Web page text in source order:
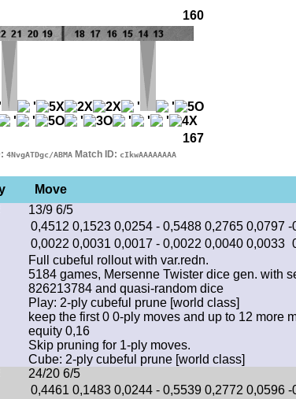
160
167
4NvgATDgc/ABMAMatch ID: cIkwAAAAAAAA
Move
13/9 6/5
0,4512 0,1523 0,0254 - 0,5488 0,2765 0,0797 -
0,0022 0,0031 0,0017 - 0,0022 0,0040 0,0033
Full cubeful rollout with var.redn.
5184 games, Mersenne Twister dice gen. with
826213784 and quasi-random dice
Play: 2-ply cubeful prune [world class]
keep the first 0 0-ply moves and up to 12 more
equity 0,16
Skip pruning for 1-ply moves.
Cube: 2-ply cubeful prune [world class]
24/20 6/5
0,4461 0,1483 0,0244 - 0,5539 0,2772 0,0596 -